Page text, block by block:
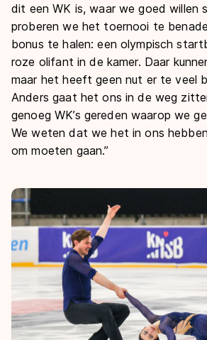
dit een WK is, waar we goed willen
proberen we het toernooi te
bonus te halen: een olympisch
roze olifant in de kamer. Daar
maar het heeft geen nut er te veel
Anders gaat het ons in de weg
genoeg WK’s gereden waarop we
We weten dat we het in ons
om moeten gaan.”